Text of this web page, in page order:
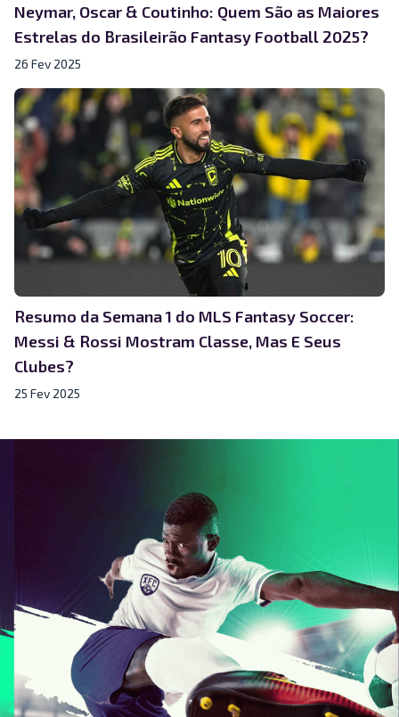
Neymar, Oscar & Coutinho: Quem São as Maiores
Estrelas do Brasileirão Fantasy Football 2025?
26 Fev 2025
Resumo da Semana 1 do MLS Fantasy Soccer:
Messi & Rossi Mostram Classe, Mas E Seus
Clubes?
25 Fev 2025